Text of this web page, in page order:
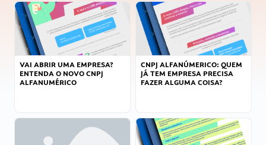
VAI ABRIR UMA EMPRESA?
ENTENDA O NOVO CNPJ
ALFANUMÉRICO
CNPJ ALFANÚMERICO: QUEM
JÁ TEM EMPRESA PRECISA
FAZER ALGUMA COISA?